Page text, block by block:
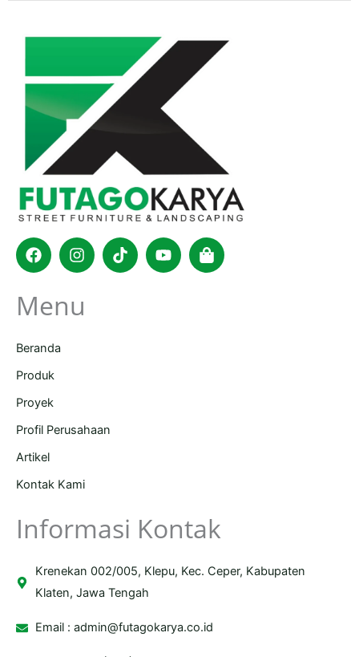
FacebookInstagram
TiktokYoutubeShopping-
bag
Menu
Beranda
Produk
Proyek
Profil Perusahaan
Artikel
Kontak Kami
Informasi Kontak
Krenekan 002/005, Klepu, Kec. Ceper, Kabupaten
Klaten, Jawa Tengah
Email :admin@futagokarya.co.id